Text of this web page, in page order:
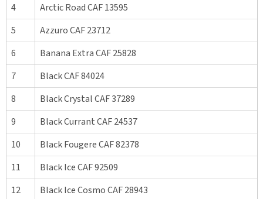
4
Arctic Road CAF 13595
5
Azzuro CAF 23712
6
Banana Extra CAF 25828
7
Black CAF 84024
8
Black Crystal CAF 37289
9
Black Currant CAF 24537
10
Black Fougere CAF 82378
11
Black Ice CAF 92509
12
Black Ice Cosmo CAF 28943